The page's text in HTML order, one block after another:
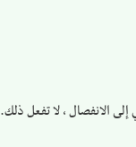
الانفصال ، لا تفعل ذلك.